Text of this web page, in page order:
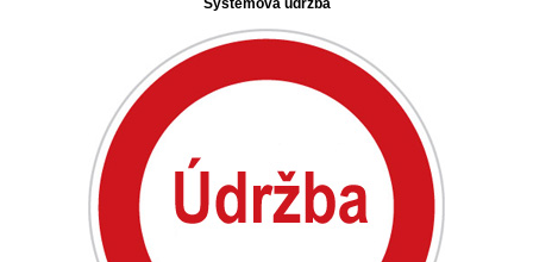
Systémová údržba